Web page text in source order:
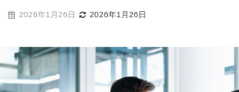
2026年1月26日 2026年1月26日